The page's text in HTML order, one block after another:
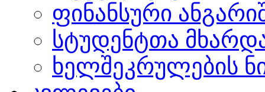
ფინანსური
სტუდენტთა
ხელშეკრულების